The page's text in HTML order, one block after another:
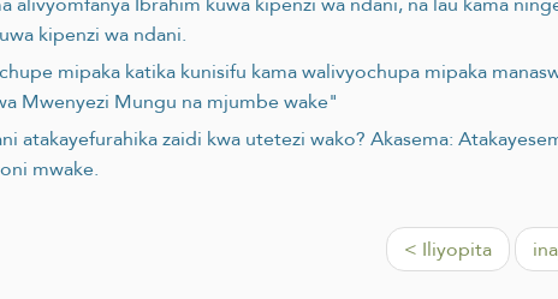
kipenzi wa ndani.
mipaka katika kunisifu kama walivyochupa mipaka
Mwenyezi Mungu na mjumbe wake"
atakayefurahika zaidi kwa utetezi wako? Akasema:
mwake.
< Iliyopita